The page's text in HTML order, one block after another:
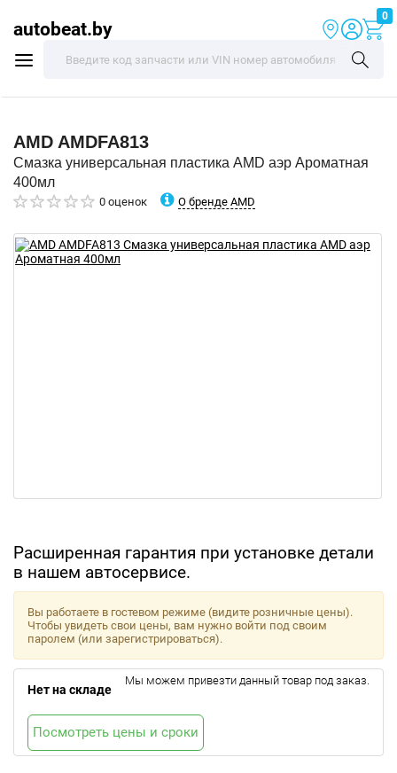
autobeat.by
0
AMD AMDFA813
Смазка универсальная пластика AMD аэр Ароматная
400мл
0 оценок О бренде AMD
Расширенная гарантия при установке детали
в нашем автосервисе.
Вы работаете в гостевом режиме (видите розничные цены).
Чтобы увидеть свои цены, вам нужно войти под своим
паролем (или зарегистрироваться).
Нет на складе
Мы можем привезти данный товар под заказ.
Посмотреть цены и сроки